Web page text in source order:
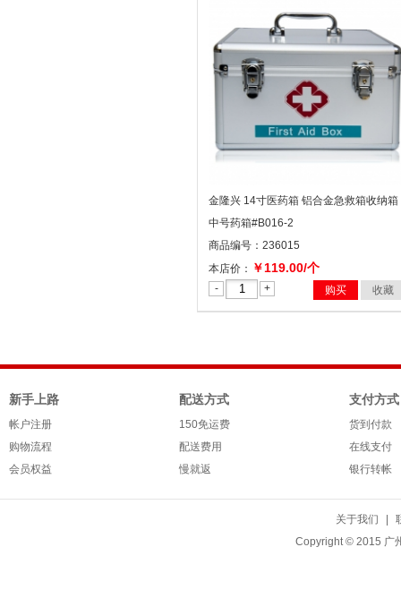
金隆兴 14寸医药箱 铝合金急救箱收纳箱
中号药箱#B016-2
商品编号：236015
本店价： ￥119.00/个
- + 购买 收藏
新手上路
帐户注册
购物流程
会员权益
配送方式
150免运费
配送费用
慢就返
支付方式
货到付款
在线支付
银行转帐
关于我们
Copyright © 2015 广